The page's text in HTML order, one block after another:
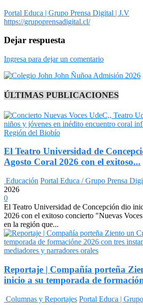
Portal Educa | Grupo Prensa Digital | J.V
https://grupoprensadigital.cl/
Dejar respuesta
Ingresa para dejar un comentario
ÚLTIMAS PUBLICACIONES
El Teatro Universidad de
Agosto Coral 2026 con el exitoso...
Educación Portal Educa / Grupo Prensa
2026
0
El Teatro Universidad de Concepción dio
2026 con el exitoso concierto "Nuevas
en la región que...
Reportaje | Compañía porteña
inicio a su temporada de
Columnas y Reportajes Portal Educa |